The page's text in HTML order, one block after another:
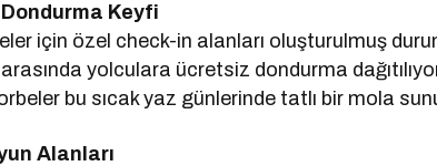
Keyfi
için özel check-in alanları oluşturulmuş
yolculara ücretsiz dondurma
bu sıcak yaz günlerinde tatlı bir mola
Alanları